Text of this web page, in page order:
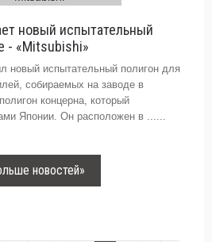
новый испытательный
- «Mitsubishi»
новый испытательный полигон для
собираемых на заводе в
концерна, который
Японии. Он расположен в ......
новостей»